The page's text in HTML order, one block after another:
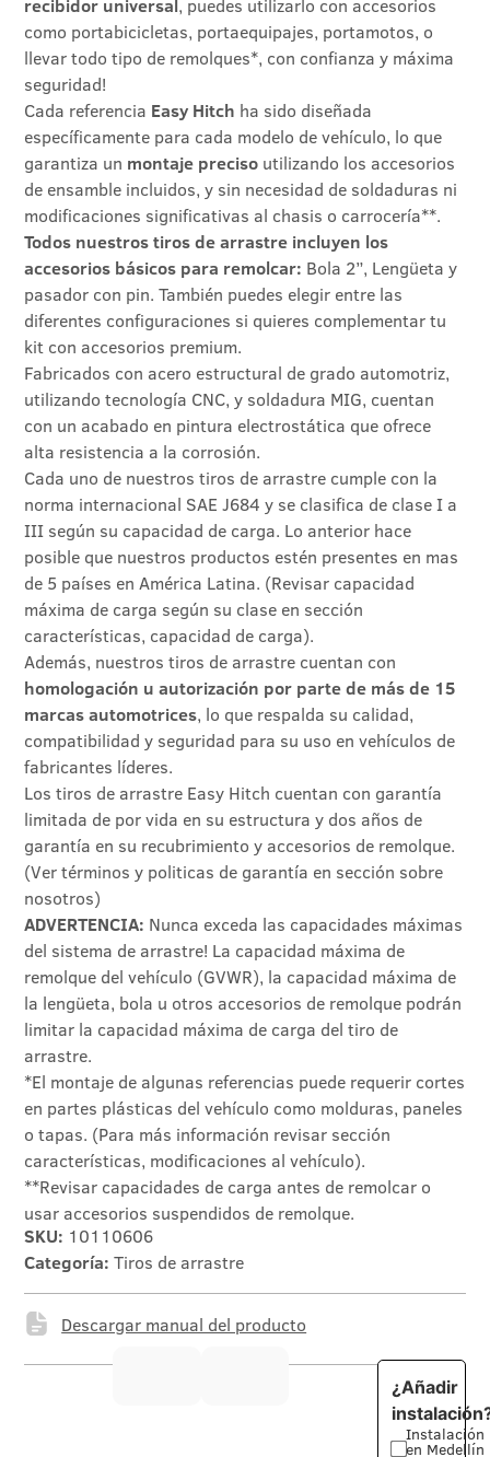
recibidor universal, puedes utilizarlo con accesorios
como portabicicletas, portaequipajes, portamotos, o
llevar todo tipo de remolques*, con confianza y máxima
seguridad!
Cada referencia Easy Hitch ha sido diseñada
específicamente para cada modelo de vehículo, lo que
garantiza un montaje preciso utilizando los accesorios
de ensamble incluidos, y sin necesidad de soldaduras ni
modificaciones significativas al chasis o carrocería**.
Todos nuestros tiros de arrastre incluyen los
accesorios básicos para remolcar: Bola 2”, Lengüeta y
pasador con pin. También puedes elegir entre las
diferentes configuraciones si quieres complementar tu
kit con accesorios premium.
Fabricados con acero estructural de grado automotriz,
utilizando tecnología CNC, y soldadura MIG, cuentan
con un acabado en pintura electrostática que ofrece
alta resistencia a la corrosión.
Cada uno de nuestros tiros de arrastre cumple con la
norma internacional SAE J684 y se clasifica de clase I a
III según su capacidad de carga. Lo anterior hace
posible que nuestros productos estén presentes en mas
de 5 países en América Latina. (Revisar capacidad
máxima de carga según su clase en sección
características, capacidad de carga).
Además, nuestros tiros de arrastre cuentan con
homologación u autorización por parte de más de 15
marcas automotrices, lo que respalda su calidad,
compatibilidad y seguridad para su uso en vehículos de
fabricantes líderes.
Los tiros de arrastre Easy Hitch cuentan con garantía
limitada de por vida en su estructura y dos años de
garantía en su recubrimiento y accesorios de remolque.
(Ver términos y politicas de garantía en sección sobre
nosotros)
ADVERTENCIA: Nunca exceda las capacidades máximas
del sistema de arrastre! La capacidad máxima de
remolque del vehículo (GVWR), la capacidad máxima de
la lengüeta, bola u otros accesorios de remolque podrán
limitar la capacidad máxima de carga del tiro de
arrastre.
*El montaje de algunas referencias puede requerir cortes
en partes plásticas del vehículo como molduras, paneles
o tapas. (Para más información revisar sección
características, modificaciones al vehículo).
**Revisar capacidades de carga antes de remolcar o
usar accesorios suspendidos de remolque.
SKU: 10110606
Categoría: Tiros de arrastre
Descargar manual del producto
¿Añadir
Instalación
en Medellín